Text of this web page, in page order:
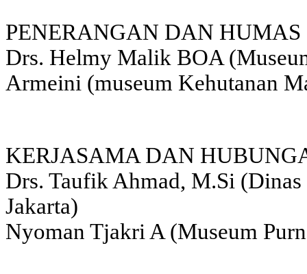
PENERANGAN DAN HUMAS
Drs. Helmy Malik BOA
Armeini (museum Kehutanan
KERJASAMA DAN
Drs. Taufik Ahmad, M.Si
Jakarta)
Nyoman Tjakri A (Museum